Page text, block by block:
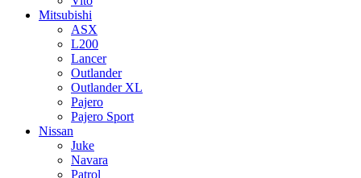
Mitsubishi
ASX
L200
Lancer
Outlander
Outlander XL
Pajero
Pajero Sport
Nissan
Juke
Navara
Patrol